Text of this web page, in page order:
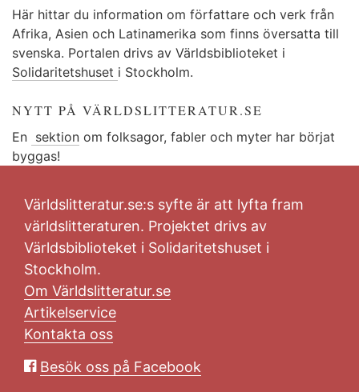
Här hittar du information om författare och verk från
Afrika, Asien och Latinamerika som finns översatta till
svenska. Portalen drivs av Världsbiblioteket i
Solidaritetshuset i Stockholm.
NYTT PÅ VÄRLDSLITTERATUR.SE
En sektion om folksagor, fabler och myter har börjat
byggas!
Världslitteratur.se:s syfte är att lyfta fram
världslitteraturen. Projektet drivs av
Världsbiblioteket i Solidaritetshuset i
Stockholm.
Om Världslitteratur.se
Artikelservice
Kontakta oss
Besök oss på Facebook